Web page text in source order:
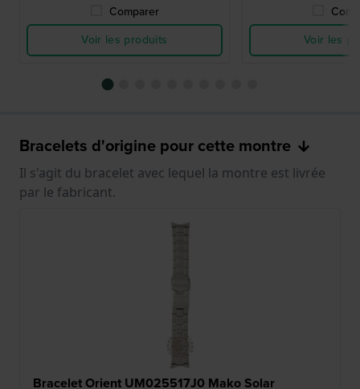
Comparer
Voir les produits
Voir les
Bracelets d'origine pour cette montre
Il s'agit du bracelet avec lequel la montre est livrée
par le fabricant.
Bracelet Orient UM025517J0 Mako Solar